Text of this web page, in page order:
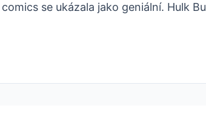
se ukázala jako geniální. Hulk